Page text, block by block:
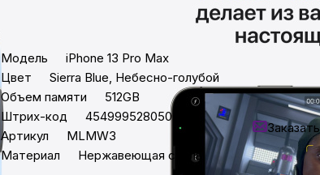
Сумки и чемоданы
Для дома и дачи
LEGO
Модель
iPhone 13 Pro Max
Цвет
Sierra Blue, Небесно-голубой
Объем памяти
512GB
Штрих-код
4549995280500
Артикул
MLMW3
Материал
Нержавеющая сталь
Цена со
Нашли
Заказать
Задайте
в